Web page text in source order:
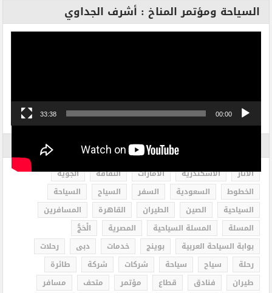
السياحة ومؤتمر المناخ : أشرف الجداوي
00:00
33:38
الاثار الاسكندرية الامارات الثقافة
الجوية
الخطوط
السعودية السفر السياح
السياحة
السياحية
الصين الطيران القاهرة
المسافرين
المسلة
المسلة السياحية المصرية
الْحَجُّ
بوابة السياحة العربية
بوينج خدمات دبى
رحلات
رحلة
سياح سياحة شركات شركة
طائرة
طيران
فنادق قطاع مؤتمر متحف
مسافر